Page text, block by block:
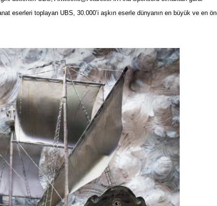
eserleri toplayan UBS, 30.000’i aşkın eserle dünyanın en büyük ve en